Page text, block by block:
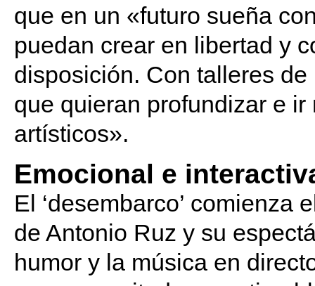
que en un «futuro sueña
puedan crear en libertad y
disposición. Con talleres
que quieran profundizar e
artísticos».
Emocional e
El ‘desembarco’ comienza
de Antonio Ruz y su
humor y la música en